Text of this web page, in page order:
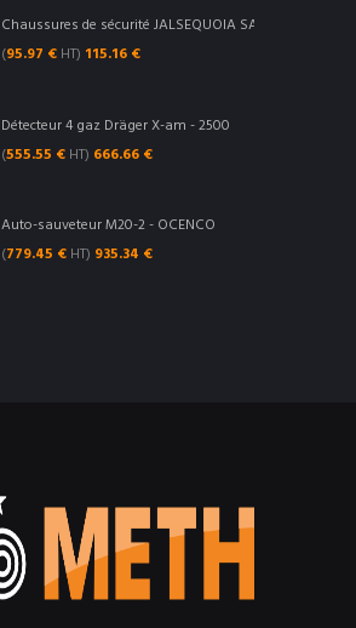
Chaussures de sécurité JALSEQUOIA SAS S3 CI SRC -
(95.97 €HT) 115.16 €
Détecteur 4 gaz Dräger X-am - 2500
(555.55 €HT) 666.66 €
Auto-sauveteur M20-2 - OCENCO
(779.45 €HT) 935.34 €